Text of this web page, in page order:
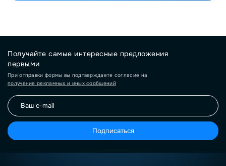
Получайте самые интересные предложения
первыми
При отправки формы вы подтверждаете согласие на
получение рекламных и иных сообщений
Подписаться